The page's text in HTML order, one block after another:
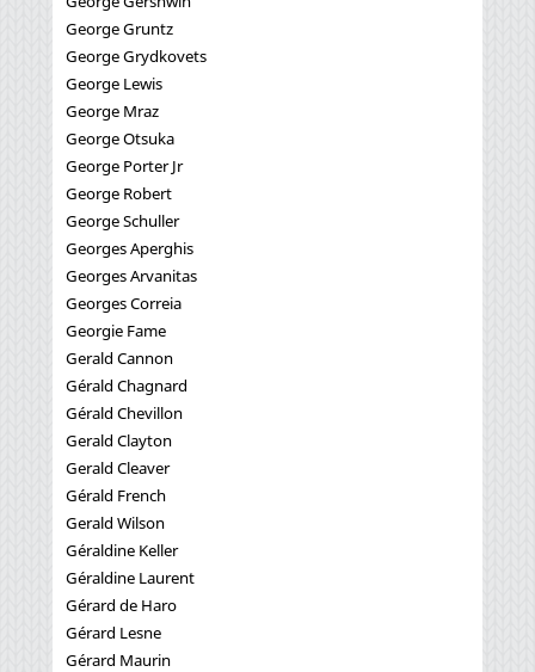
George Gruntz
George Grydkovets
George Lewis
George Mraz
George Otsuka
George Porter Jr
George Robert
George Schuller
Georges Aperghis
Georges Arvanitas
Georges Correia
Georgie Fame
Gerald Cannon
Gérald Chagnard
Gérald Chevillon
Gerald Clayton
Gerald Cleaver
Gérald French
Gerald Wilson
Géraldine Keller
Géraldine Laurent
Gérard de Haro
Gérard Lesne
Gérard Maurin